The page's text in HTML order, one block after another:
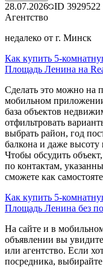
28.07.2026 ID 3929522
Агентство
недалеко от г. Минск
Как купить 5-
Площадь Ленина на
Сделать это можно на
мобильном
база объектов
отфильтровать
выбрать район, год
балкона и даже высоту
Чтобы обсудить
по контактам,
сможете как
Как купить 5-
Площадь Ленина без
На сайте и в
объявлении вы
или агентство. Если
посредника,